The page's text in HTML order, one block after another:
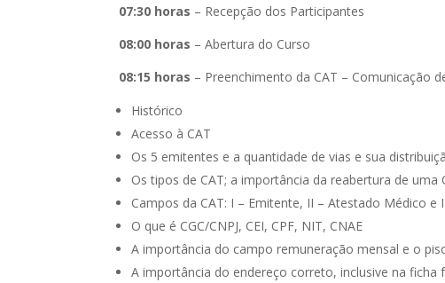
07:30 horas – Recepção dos Participantes
08:00 horas – Abertura do Curso
08:15 horas – Preenchimento da CAT – Comunicação
­Histórico
­Acesso à CAT
­Os 5 emitentes e a quantidade de vias e sua
­Os tipos de CAT; a importância da reabertura de uma
­Campos da CAT: I – Emitente, II – Atestado Médico e
­O que é CGC/CNPJ, CEI, CPF, NIT, CNAE
­A importância do campo remuneração mensal e o
­A importância do endereço correto, inclusive na ficha